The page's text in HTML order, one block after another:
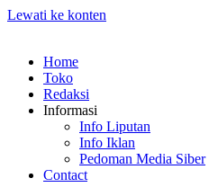
Lewati ke konten
Home
Toko
Redaksi
Informasi
Info Liputan
Info Iklan
Pedoman Media Siber
Contact